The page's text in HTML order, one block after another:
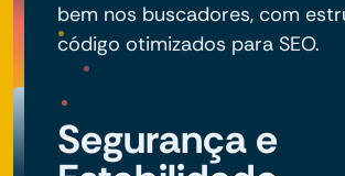
bem nos buscadores, com
código otimizados para SEO.
Segurança e